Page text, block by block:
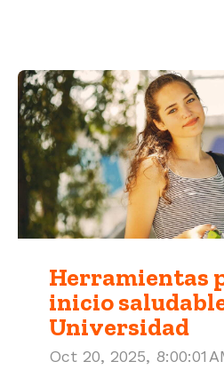
Herramientas
inicio
Universidad
Oct 20, 2025, 8:00:01